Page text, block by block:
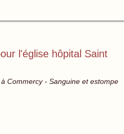
l'église hôpital Saint
Commercy - Sanguine et estompe